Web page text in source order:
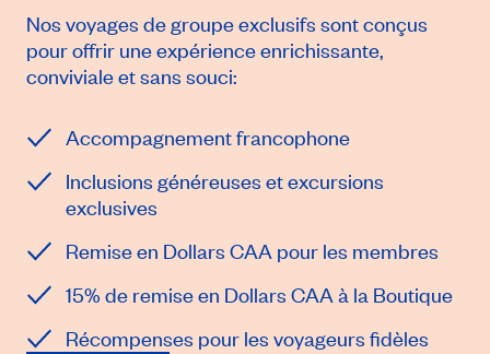
Nos voyages de groupe exclusifs sont conçus
pour offrir une expérience enrichissante,
conviviale et sans souci:
Accompagnement francophone
Inclusions généreuses et excursions
exclusives
Remise en Dollars CAA pour les membres
15% de remise en Dollars CAA à la Boutique
Récompenses pour les voyageurs fidèles